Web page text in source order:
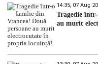
14:35, 07 Aug
Tragedie
au murit